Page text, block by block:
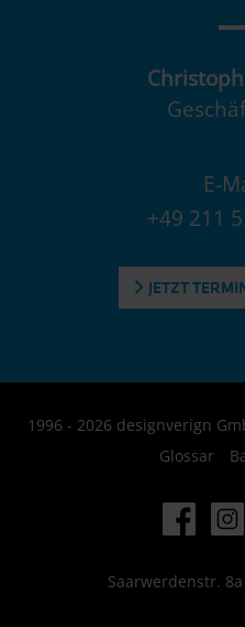
E-
+49 211
JETZT
1996 - 2026 designverign
Glossar
Saarwerdenstr.